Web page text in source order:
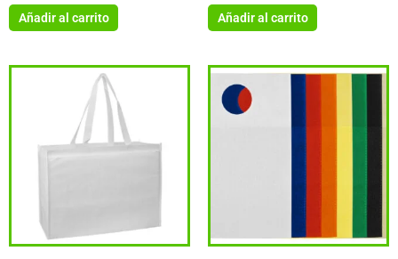
Añadir al carrito Añadir al carrito